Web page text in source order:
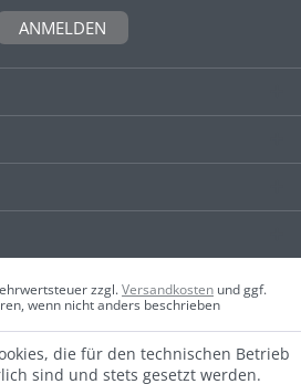
ANMELDEN
zzgl.Versandkosten und ggf.
wenn nicht anders beschrieben
die für den technischen Betrieb
sind und stets gesetzt werden.